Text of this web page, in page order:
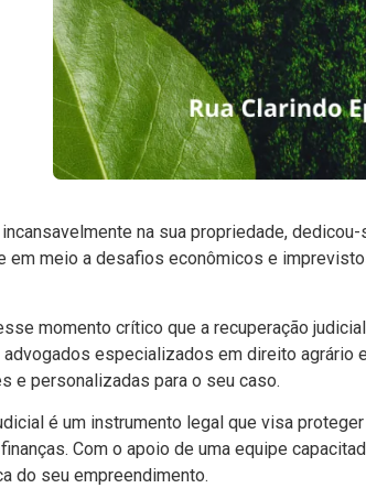
na sua propriedade,
em meio a desafios econômicos e
momento crítico que a recuperação
advogados especializados em direito
e personalizadas para o seu caso.
é um instrumento legal que visa
Com o apoio de uma equipe
do seu empreendimento.